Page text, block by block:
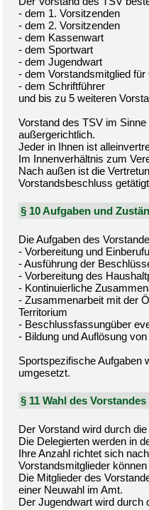
- dem 1. Vorsitzenden
- dem 2. Vorsitzenden
- dem Kassenwart
- dem Sportwart
- dem Jugendwart
- dem Vorstandsmitglied
- dem Schriftführer
und bis zu 5 weiteren
Vorstand des TSV im
außergerichtlich.
Jeder in Ihnen ist
Im Innenverhältnis zum
Nach außen ist die
Vorstandsbeschluss
§ 10 Aufgaben und
Die Aufgaben des
- Vorbereitung und
- Ausführung der
- Vorbereitung des
- Kontinuierliche
- Zusammenarbeit mit der
Territorium
- Beschlussfassungüber
- Bildung und Auflösung
Sportspezifische Aufgaben
umgesetzt.
§ 11 Wahl des Vorstandes
Der Vorstand wird durch
Die Delegierten werden in
Ihre Anzahl richtet sich
Vorstandsmitglieder
Die Mitglieder des
einer Neuwahl im Amt.
Der Jugendwart wird durch